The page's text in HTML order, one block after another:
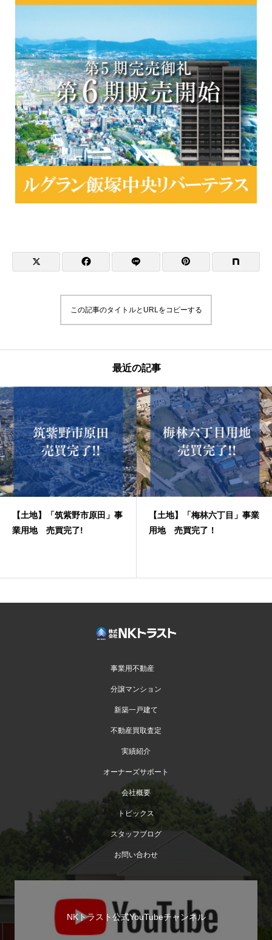
この記事のタイトルとURLをコピーする
最近の記事
【土地】「筑紫野市原田」事
業用地 売買完了!
【土地】「梅林六丁目」事業
用地 売買完了！
事業用不動産
分譲マンション
新築一戸建て
不動産買取査定
実績紹介
オーナーズサポート
会社概要
トピックス
スタッフブログ
お問い合わせ
NKトラスト公式YouTubeチャンネル